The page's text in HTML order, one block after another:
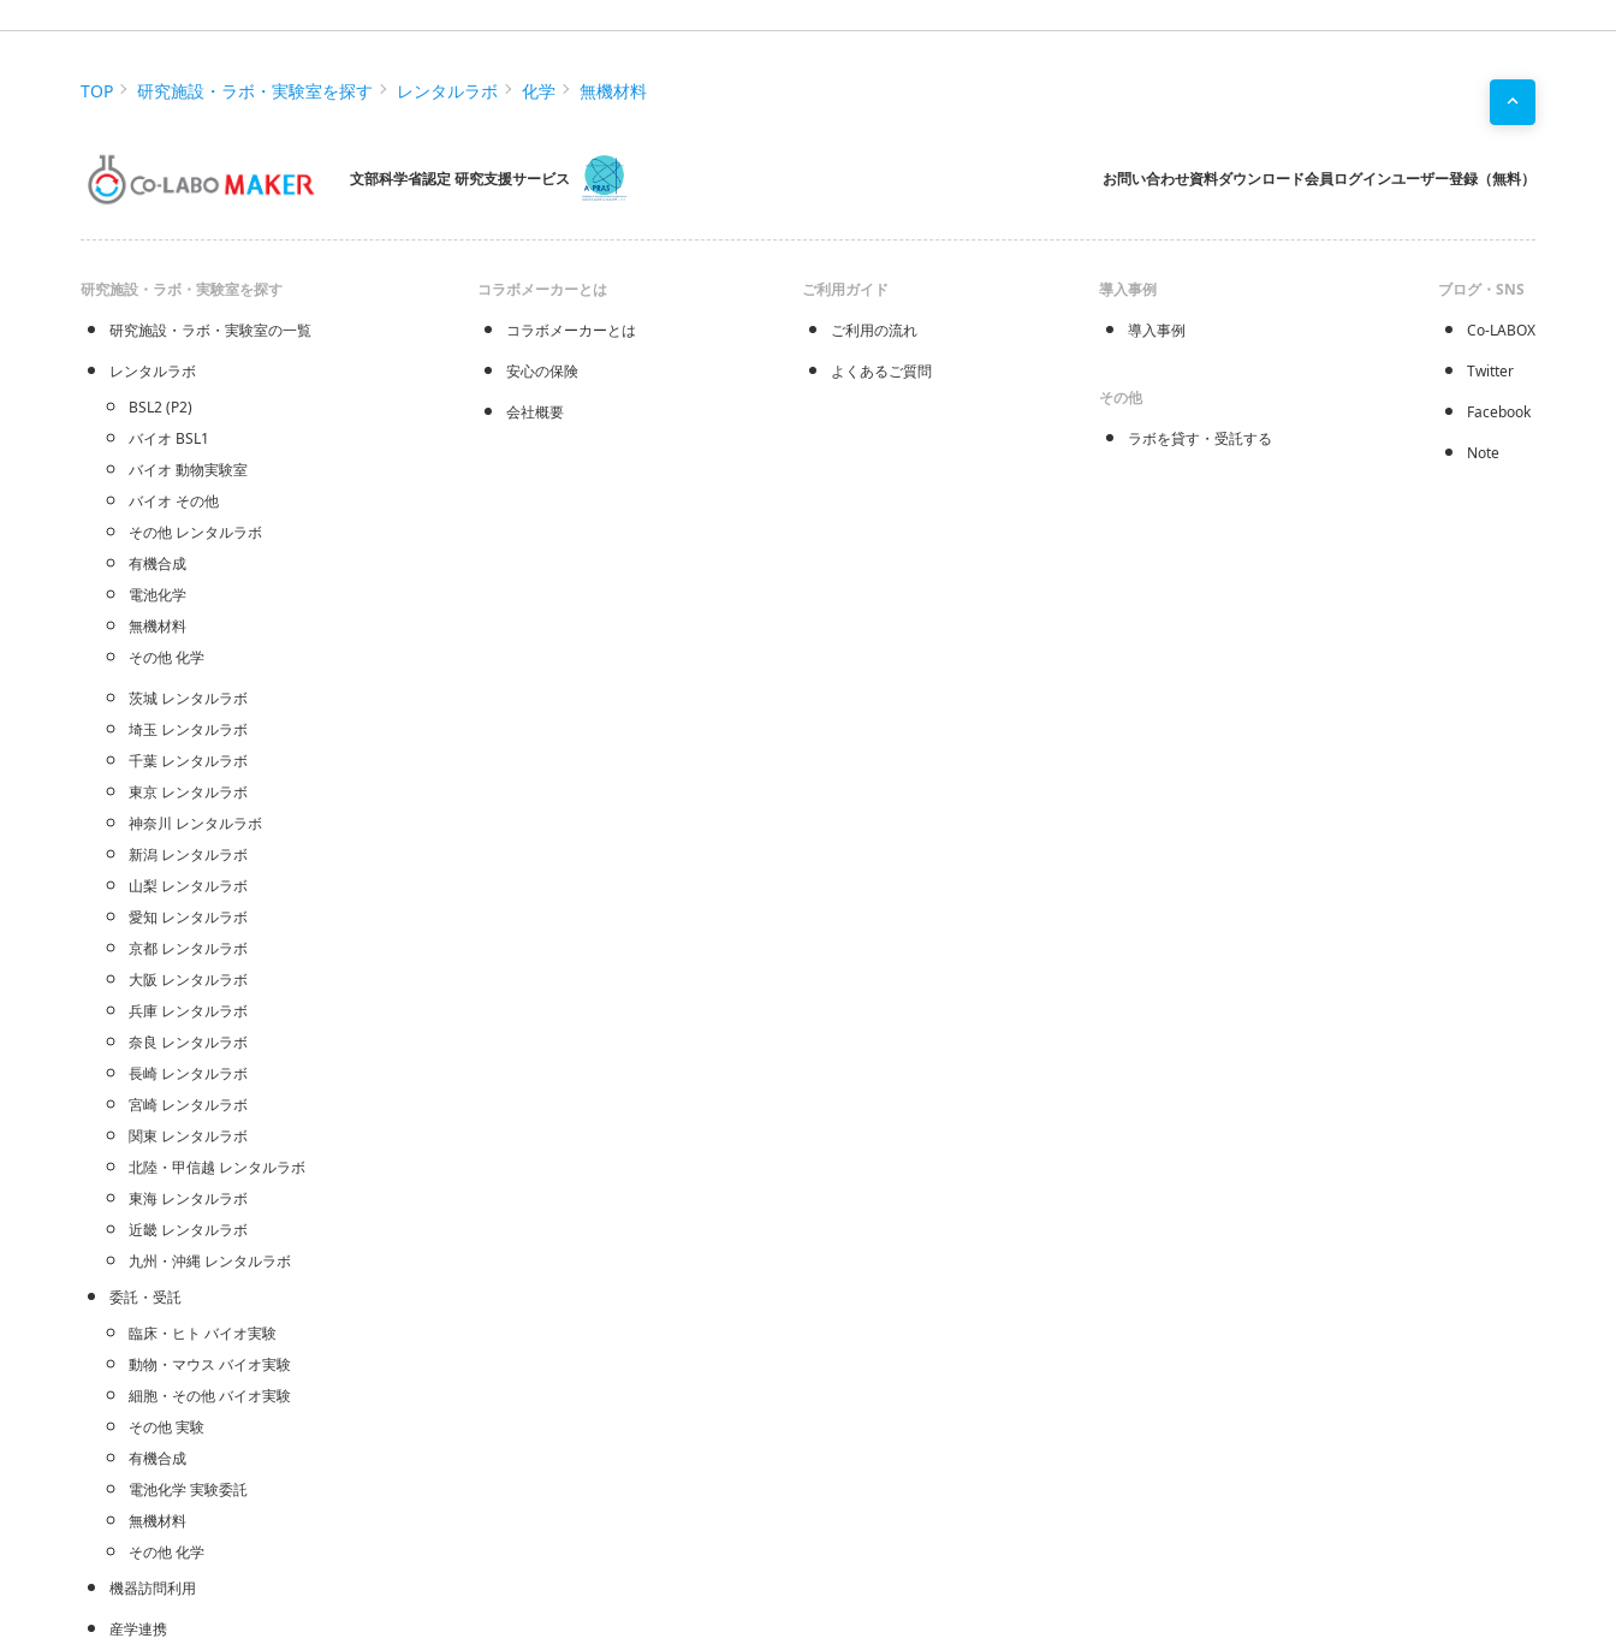
TOP 研究施設・ラボ・実験室を探す レンタルラボ 化学 無機材料
文部科学省認定 研究支援サービス お問い合わせ資料ダウンロード会員ログインユーザー登録（無料）
研究施設・ラボ・実験室を探す
研究施設・ラボ・実験室の一覧
レンタルラボ
BSL2 (P2)
バイオ BSL1
バイオ 動物実験室
バイオ その他
その他 レンタルラボ
有機合成
電池化学
無機材料
その他 化学
茨城 レンタルラボ
埼玉 レンタルラボ
千葉 レンタルラボ
東京 レンタルラボ
神奈川 レンタルラボ
新潟 レンタルラボ
山梨 レンタルラボ
愛知 レンタルラボ
京都 レンタルラボ
大阪 レンタルラボ
兵庫 レンタルラボ
奈良 レンタルラボ
長崎 レンタルラボ
宮崎 レンタルラボ
関東 レンタルラボ
北陸・甲信越 レンタルラボ
東海 レンタルラボ
近畿 レンタルラボ
九州・沖縄 レンタルラボ
委託・受託
臨床・ヒト バイオ実験
動物・マウス バイオ実験
細胞・その他 バイオ実験
その他 実験
有機合成
電池化学 実験委託
無機材料
その他 化学
機器訪問利用
産学連携
コラボメーカーとは
コラボメーカーとは
安心の保険
会社概要
ご利用ガイド
ご利用の流れ
よくあるご質問
導入事例
導入事例
その他
ラボを貸す・受託する
ブログ・SNS
Co-LABOX
Twitter
Facebook
Note